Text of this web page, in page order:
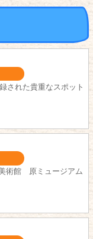
された貴重なスポット
術館 原ミュージアム